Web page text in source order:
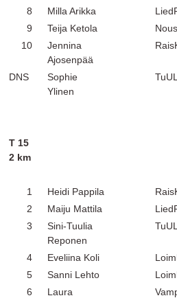
8 Milla Arikka
9
Teija Ketola
10
Jennina
Ajosenpää
DNS
Sophie
Ylinen
TuUL
T 15
2 km
1 Heidi Pappila
2
Maiju Mattila
3
Sini-Tuulia
Reponen
TuUL
4 Eveliina Koli
5
Sanni Lehto
6
Laura